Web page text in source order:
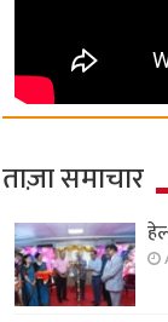
ताज़ा समाचार